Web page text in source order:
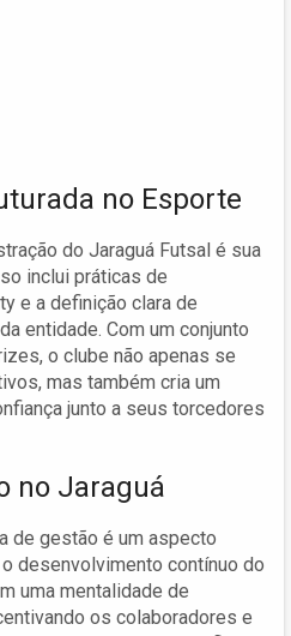
no Esporte
do Jaraguá Futsal é sua
inclui práticas de
e a definição clara de
entidade. Com um conjunto
o clube não apenas se
mas também cria um
junto a seus torcedores
no Jaraguá
de gestão é um aspecto
desenvolvimento contínuo do
uma mentalidade de
os colaboradores e